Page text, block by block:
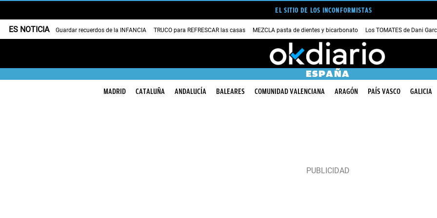
EL SITIO DE LOS INCONFORMISTAS
ES NOTICIA Guardar recuerdos de la INFANCIA TRUCO para REFRESCAR las casas MEZCLA pasta de dientes y bicarbonato Los TOMATES de Dani
ESPAÑA
MADRID CATALUÑA ANDALUCÍA BALEARES COMUNIDAD VALENCIANA ARAGÓN PAÍS VASCO GALICIA